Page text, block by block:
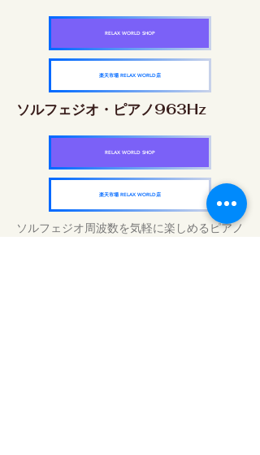
RELAX WORLD SHOP
楽天市場 RELAX WORLD店
ソルフェジオ・ピアノ963Hz
RELAX WORLD SHOP
楽天市場 RELAX WORLD店
ソルフェジオ周波数を気軽に楽しめるピアノ